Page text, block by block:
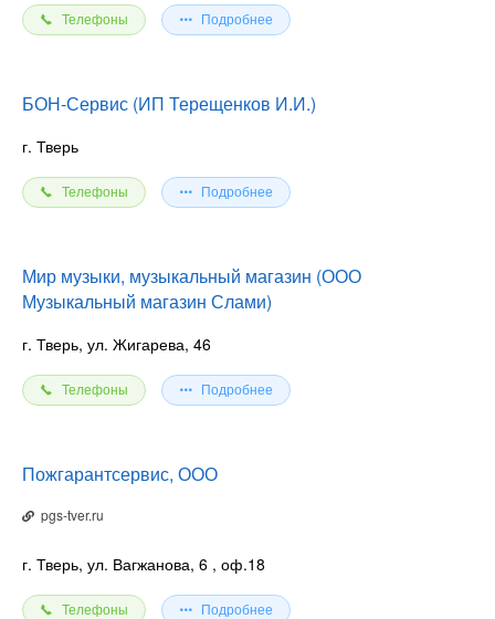
Телефоны Подробнее
БОН-Сервис (ИП Терещенков И.И.)
г. Тверь
Телефоны Подробнее
Мир музыки, музыкальный магазин (ООО
Музыкальный магазин Слами)
г. Тверь, ул. Жигарева, 46
Телефоны Подробнее
Пожгарантсервис, ООО
pgs-tver.ru
г. Тверь, ул. Вагжанова, 6 , оф.18
Телефоны Подробнее